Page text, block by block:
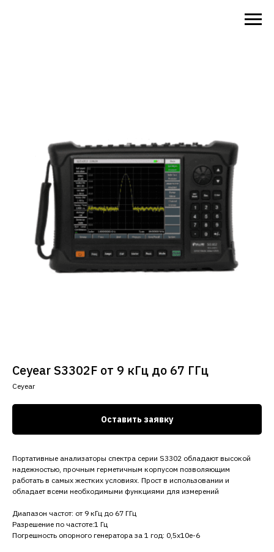
Ceyear S3302F от 9 кГц до 67 ГГц
Сeyear
Оставить заявку
Портативные анализаторы спектра серии S3302 обладают высокой
надежностью, прочным герметичным корпусом позволяющим
работать в самых жестких условиях. Прост в использовании и
обладает всеми необходимыми функциями для измерений
Диапазон частот: от 9 кГц до 67 ГГц
Разрешение по частоте:1 Гц
Погрешность опорного генератора за 1 год: 0,5x10e-6